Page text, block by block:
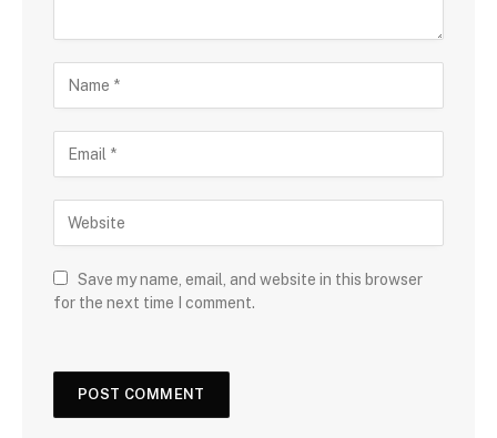
Save my name, email, and website in this browser
for the next time I comment.